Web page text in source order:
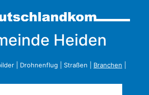
Heiden
Drohnenflug Straßen Branchen